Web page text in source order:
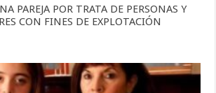
PAREJA POR TRATA DE PERSONAS Y
CON FINES DE EXPLOTACIÓN